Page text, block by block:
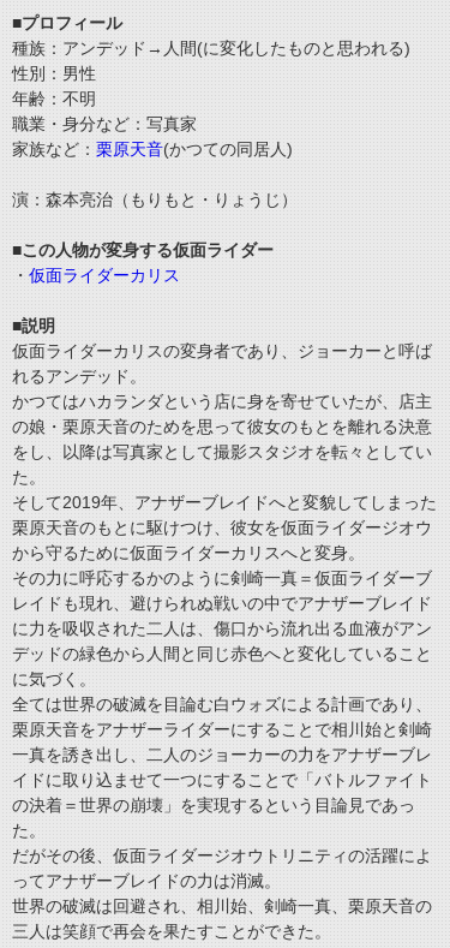
■プロフィール
種族：アンデッド→人間(に変化したものと思われる)
性別：男性
年齢：不明
職業・身分など：写真家
家族など： 栗原天音(かつての同居人)
演：森本亮治（もりもと・りょうじ）
■この人物が変身する仮面ライダー
・ 仮面ライダーカリス
■説明
仮面ライダーカリスの変身者であり、ジョーカーと呼ば
れるアンデッド。
かつてはハカランダという店に身を寄せていたが、店主
の娘・栗原天音のためを思って彼女のもとを離れる決意
をし、以降は写真家として撮影スタジオを転々としてい
た。
そして2019年、アナザーブレイドへと変貌してしまった
栗原天音のもとに駆けつけ、彼女を仮面ライダージオウ
から守るために仮面ライダーカリスへと変身。
その力に呼応するかのように剣崎一真＝仮面ライダーブ
レイドも現れ、避けられぬ戦いの中でアナザーブレイド
に力を吸収された二人は、傷口から流れ出る血液がアン
デッドの緑色から人間と同じ赤色へと変化していること
に気づく。
全ては世界の破滅を目論む白ウォズによる計画であり、
栗原天音をアナザーライダーにすることで相川始と剣崎
一真を誘き出し、二人のジョーカーの力をアナザーブレ
イドに取り込ませて一つにすることで「バトルファイト
の決着＝世界の崩壊」を実現するという目論見であっ
た。
だがその後、仮面ライダージオウトリニティの活躍によ
ってアナザーブレイドの力は消滅。
世界の破滅は回避され、相川始、剣崎一真、栗原天音の
三人は笑顔で再会を果たすことができた。